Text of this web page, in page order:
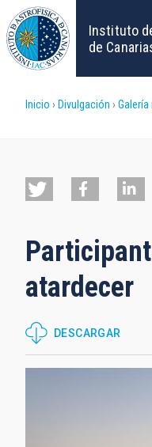
Pasar
al
contenido
principal
Instituto
de
de
a
la
navegación
Inicio Divulgación
atardecer
DESCARGAR